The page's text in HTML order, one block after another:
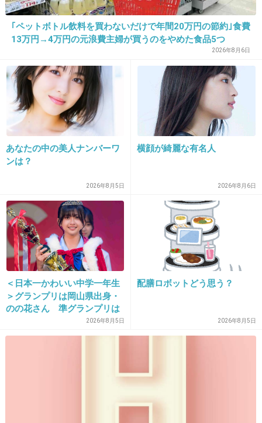
19. 匿名2013/02/02(土) 14:22:53
志田未来ちゃん
+45 -19
20. 匿名2013/02/02(土) 14:24:21
21. 匿名 2013/02/02(土) 14:24:41
沢尻さん
｢ペットボトル飲料を買わないだけで年間20万円の節約｣食費
13万円→4万円の元浪費主婦が買うのをやめた食品5つ
2026年8月6日
あなたの中の美人ナンバーワ
ンは？
2026年8月5日
横顔が綺麗な有名人
2026年8月6日
＜日本一かわいい中学一年生
＞グランプリは岡山県出身・
のの花さん 準グランプリは
徳島県出身・つむぎさん2026年8月5日
配膳ロボットどう思う？
2026年8月5日